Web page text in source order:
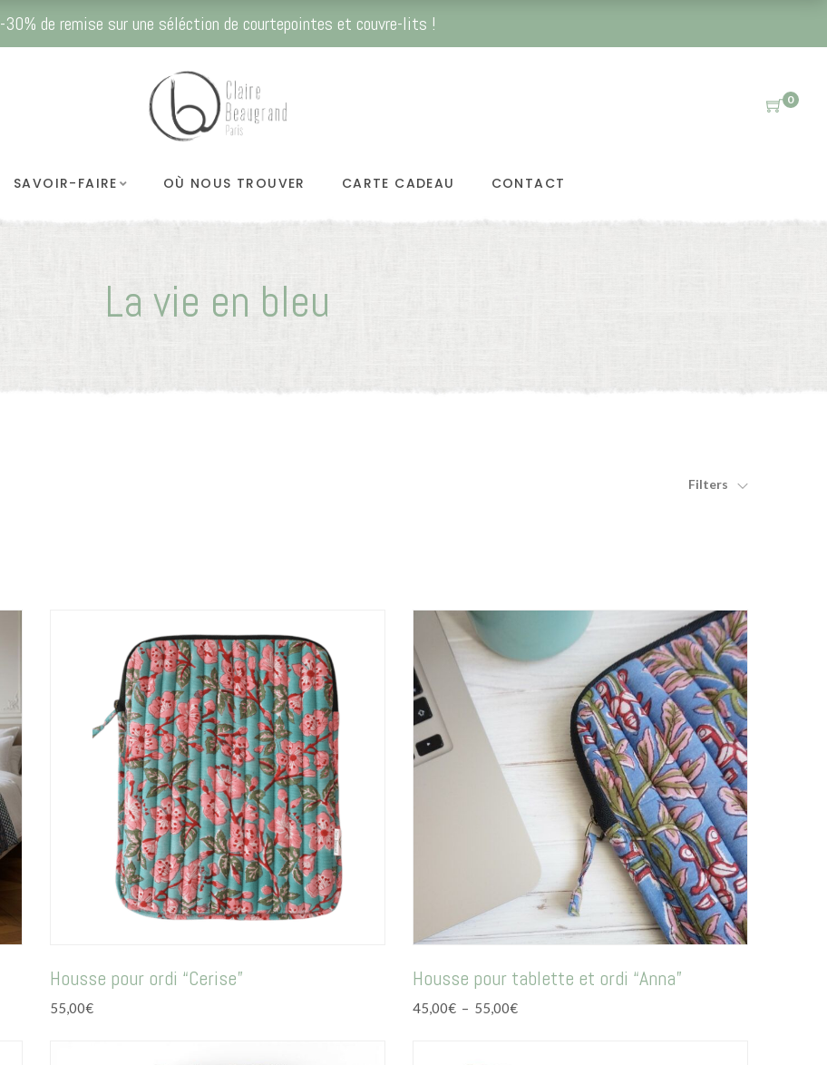
-30% de remise sur une séléction de courtepointes et couvre-lits !
0
SAVOIR-FAIRE OÙ NOUS TROUVER CARTE CADEAU CONTACT
La vie en bleu
Filters
Housse pour ordi “Cerise”
55,00€
Housse pour tablette et ordi “Anna”
45,00€ – 55,00€Plage